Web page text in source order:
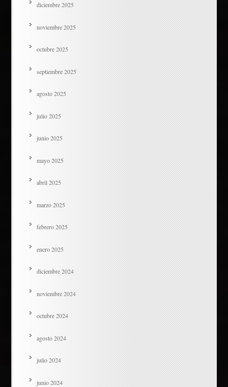
diciembre 2025
noviembre 2025
octubre 2025
septiembre 2025
agosto 2025
julio 2025
junio 2025
mayo 2025
abril 2025
marzo 2025
febrero 2025
enero 2025
diciembre 2024
noviembre 2024
octubre 2024
agosto 2024
julio 2024
junio 2024